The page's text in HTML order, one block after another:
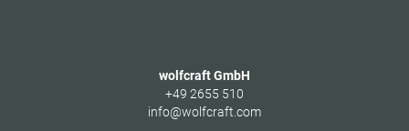
wolfcraft GmbH
+49 2655 510
info@wolfcraft.com